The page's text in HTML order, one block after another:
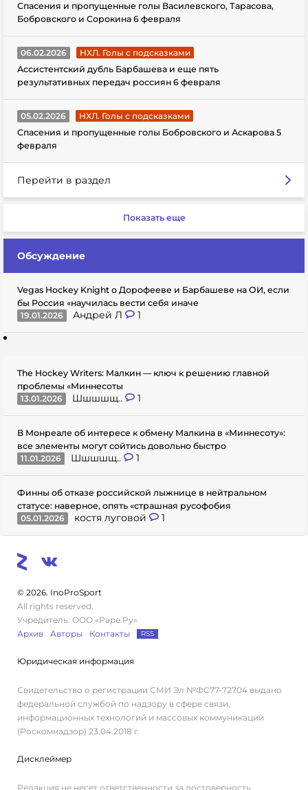
Спасения и пропущенные голы Василевского, Тарасова,
Бобровского и Сорокина 6 февраля
06.02.2026
НХЛ. Голы с подсказками
Ассистентский дубль Барбашева и еще пять
результативных передач россиян 6 февраля
05.02.2026
НХЛ. Голы с подсказками
Спасения и пропущенные голы Бобровского и Аскарова 5
февраля
Перейти в раздел
Показать еще
Обсуждение
Vegas Hockey Knight о Дорофееве и Барбашеве на ОИ, если
бы Россия «научилась вести себя иначе
19.01.2026
Андрей Л 1
The Hockey Writers: Малкин — ключ к решению главной
проблемы «Миннесоты
13.01.2026
Шшшшщ.. 1
В Монреале об интересе к обмену Малкина в «Миннесоту»:
все элементы могут сойтись довольно быстро
11.01.2026
Шшшшщ.. 1
Финны об отказе российской лыжнице в нейтральном
статусе: наверное, опять «страшная русофобия
05.01.2026
костя луговой 1
© 2026. InoProSport
All rights reserved.
Учредитель: ООО «Раре.Ру»
Архив
Авторы Контакты RSS
Юридическая информация
Свидетельство о регистрации СМИ Эл №ФС77-72704 выдано
федеральной службой по надзору в сфере связи,
информационных технологий и массовых коммуникаций
(Роскомнадзор) 23.04.2018 г.
Дисклеймер
Редакция не несет ответственности за достоверность